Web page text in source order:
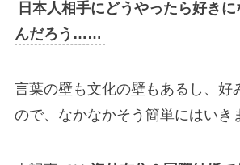
日本人相手にどうやったら好き
んだろう……
言葉の壁も文化の壁もあるし、好
ので、なかなかそう簡単にはいき